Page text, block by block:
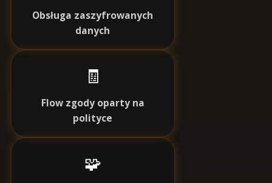
Obsługa zaszyfrowanych
danych
🧾
Flow zgody oparty na
polityce
🧩